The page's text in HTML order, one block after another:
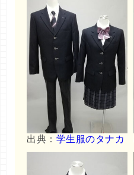
出典： 学生服のタナカ